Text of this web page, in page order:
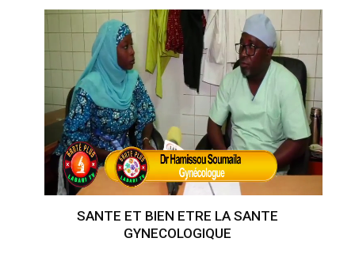
SANTE ET BIEN ETRE LA SANTE
GYNECOLOGIQUE